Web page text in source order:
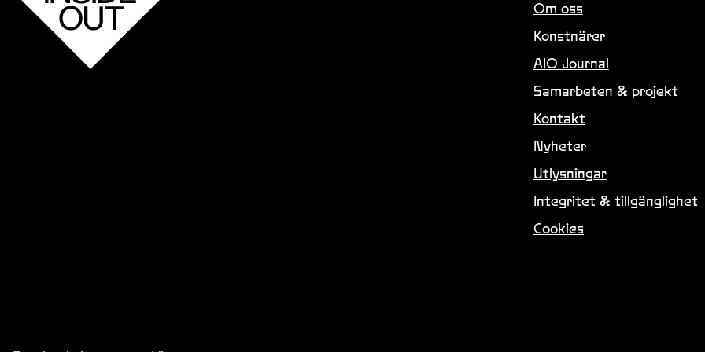
Om oss
Konstnärer
AIO Journal
Samarbeten & projekt
Kontakt
Nyheter
Utlysningar
Integritet & tillgänglighet
Cookies